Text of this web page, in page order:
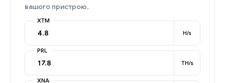
вашого пристрою.
XTM
H/s
PRL
TH/s
XNA